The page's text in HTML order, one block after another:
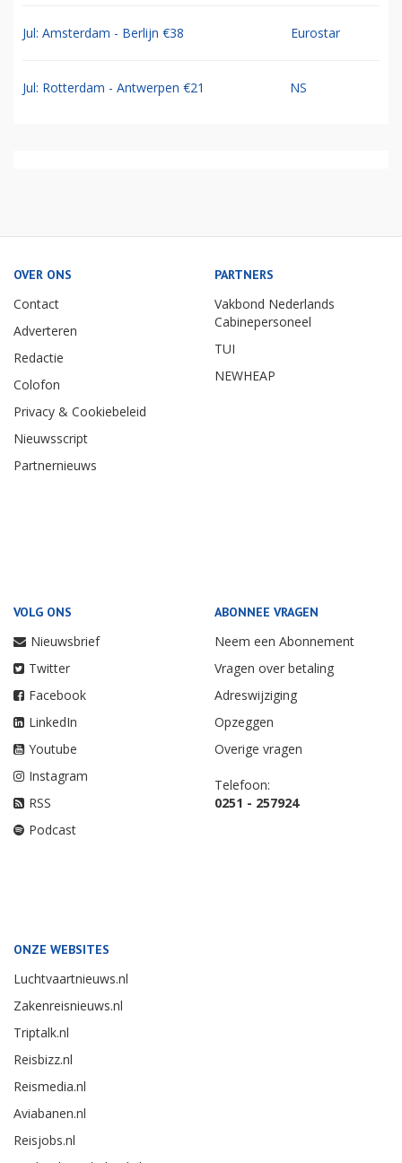
Jul: Amsterdam - Berlijn €38 Eurostar
Jul: Rotterdam - Antwerpen €21 NS
OVER ONS
Contact
Adverteren
Redactie
Colofon
Privacy & Cookiebeleid
Nieuwsscript
Partnernieuws
PARTNERS
Vakbond Nederlands
Cabinepersoneel
TUI
NEWHEAP
VOLG ONS
Nieuwsbrief
Twitter
Facebook
LinkedIn
Youtube
Instagram
RSS
Podcast
ABONNEE VRAGEN
Neem een Abonnement
Vragen over betaling
Adreswijziging
Opzeggen
Overige vragen
Telefoon:
0251 - 257924
ONZE WEBSITES
Luchtvaartnieuws.nl
Zakenreisnieuws.nl
Triptalk.nl
Reisbizz.nl
Reismedia.nl
Aviabanen.nl
Reisjobs.nl